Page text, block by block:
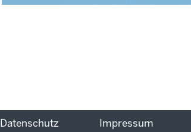
Datenschutz Impressum